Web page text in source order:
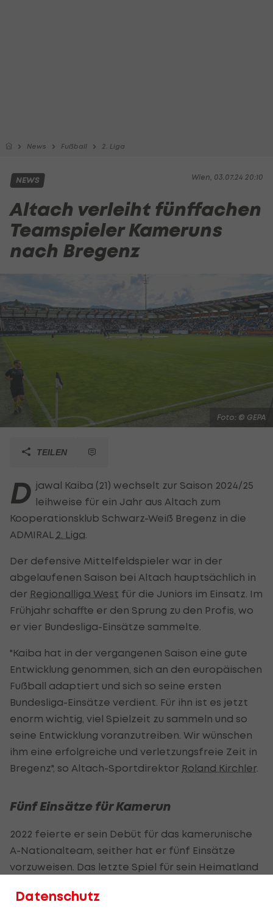
News Fußball 2. Liga
Wien, 03.07.24 20:10
NEWS
Altach verleiht fünffachen
Teamspieler Kameruns
nach Bregenz
Foto: © GEPA
TEILEN
D jawal Kaiba (21) wechselt zur Saison 2024/25
leihweise für ein Jahr aus Altach zum
Kooperationsklub Schwarz-Weiß Bregenz in die
ADMIRAL 2. Liga
Der defensive Mittelfeldspieler war in der
abgelaufenen Saison bei Altach hauptsächlich in
der Regionalliga West für die Juniors im Einsatz. Im
Frühjahr schaffte er den Sprung zu den Profis, wo
er vier Bundesliga-Einsätze sammelte.
"Kaiba hat in der vergangenen Saison eine gute
Entwicklung genommen, sich an den europäischen
Fußball adaptiert und sich so seine ersten
Bundesliga-Einsätze verdient. Für ihn ist es jetzt
enorm wichtig, viel Spielzeit zu sammeln und so
seine Entwicklung voranzutreiben. Wir wünschen
ihm eine erfolgreiche und verletzungsfreie Zeit in
Bregenz", so Altach-Sportdirektor Roland Kirchler.
Fünf Einsätze für Kamerun
2022 feierte er sein Debüt für das kamerunische
A-Nationalteam, seither hat er fünf Einsätze
vorzuweisen. Das letzte Spiel für sein Heimatland
gegen Niger.
Datenschutz